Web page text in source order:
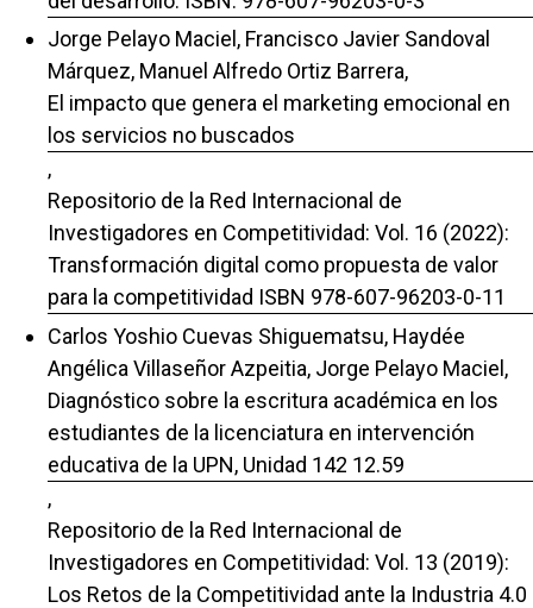
Jorge Pelayo Maciel, Francisco Javier Sandoval
Márquez, Manuel Alfredo Ortiz Barrera,
El impacto que genera el marketing emocional en
los servicios no buscados
,
Repositorio de la Red Internacional de
Investigadores en Competitividad: Vol. 16 (2022):
Transformación digital como propuesta de valor
para la competitividad ISBN 978-607-96203-0-11
Carlos Yoshio Cuevas Shiguematsu, Haydée
Angélica Villaseñor Azpeitia, Jorge Pelayo Maciel,
Diagnóstico sobre la escritura académica en los
estudiantes de la licenciatura en intervención
educativa de la UPN, Unidad 142 12.59
,
Repositorio de la Red Internacional de
Investigadores en Competitividad: Vol. 13 (2019):
Los Retos de la Competitividad ante la Industria 4.0